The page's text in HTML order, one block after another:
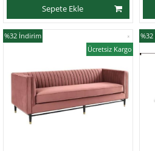
Sepete Ekle
%32 İndirim
Ücretsiz Kargo
%32